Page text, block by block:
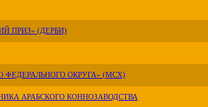
ПРИЗ» (ДЕРБИ)
ФЕДЕРАЛЬНОГО ОКРУГА» (МСХ)
АРАБСКОГО КОННОЗАВОДСТВА